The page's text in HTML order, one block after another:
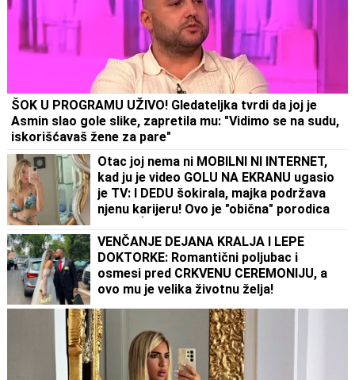
ŠOK U PROGRAMU UŽIVO! Gledateljka tvrdi da joj je
Asmin slao gole slike, zapretila mu: "Vidimo se na sudu,
iskorišćavaš žene za pare"
Otac joj nema ni MOBILNI NI INTERNET,
kad ju je video GOLU NA EKRANU ugasio
je TV: I DEDU šokirala, majka podržava
njenu karijeru! Ovo je "obična" porodica
VENČANJE DEJANA KRALJA I LEPE
DOKTORKE: Romantični poljubac i
osmesi pred CRKVENU CEREMONIJU, a
ovo mu je velika životnu želja!